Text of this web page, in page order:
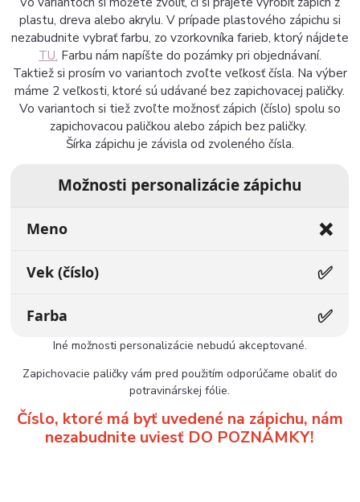
plastu, dreva alebo akrylu. V prípade plastového zápichu si
nezabudnite vybrať farbu, zo vzorkovníka farieb, ktorý nájdete
TU. Farbu nám napíšte do pozámky pri objednávaní.
Taktiež si prosím vo variantoch zvoľte veľkosť čísla. Na výber
máme 2 veľkosti, ktoré sú udávané bez zapichovacej paličky.
Vo variantoch si tiež zvoľte možnosť zápich (číslo) spolu so
zapichovacou paličkou alebo zápich bez paličky.
Šírka zápichu je závisla od zvoleného čísla.
Možnosti personalizácie zápichu
Meno ❌
Vek (číslo) ✅
Farba ✅
Iné možnosti personalizácie nebudú akceptované.
Zapichovacie paličky vám pred použitím odporúčame obaliť do
potravinárskej fólie.
Číslo, ktoré má byť uvedené na zápichu, nám
nezabudnite uviesť DO POZNÁMKY!